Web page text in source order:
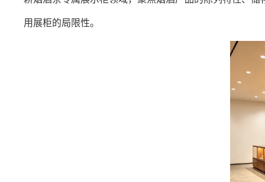
用展柜的局限性。